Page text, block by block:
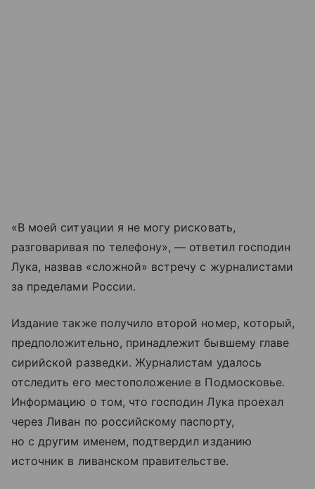
«В моей ситуации я не могу рисковать,
разговаривая по телефону», — ответил господин
Лука, назвав «сложной» встречу с журналистами
за пределами России.
Издание также получило второй номер, который,
предположительно, принадлежит бывшему главе
сирийской разведки. Журналистам удалось
отследить его местоположение в Подмосковье.
Информацию о том, что господин Лука проехал
через Ливан по российскому паспорту,
но с другим именем, подтвердил изданию
источник в ливанском правительстве.